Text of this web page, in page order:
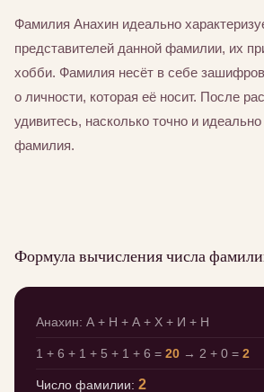
Фамилия Анахин идеально
представителей данной фамилии, их
хобби. Фамилия несёт в себе
о личности, которая её носит. После
удивитесь, насколько точно и
фамилия.
Формула вычисления числа
Анахин: А + Н + А + Х + И + Н
1 + 6 + 1 + 5 + 1 + 6 = 20 → 2 + 0 = 2
Число фамилии: 2